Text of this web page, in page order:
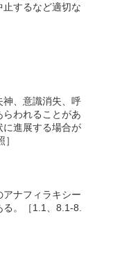
するなど適切な
神、意識消失、呼
われることがあ
に進展する場合が
ナフィラキシー
る。［1.1、8.1-8.